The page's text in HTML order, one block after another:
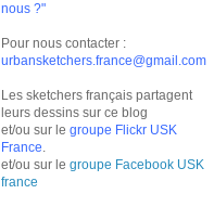
nous ?"
Pour nous contacter :
urbansketchers.france@gmail.com
Les sketchers français partagent
leurs dessins sur ce blog
et/ou sur le groupe Flickr USK
France
et/ou sur le groupe Facebook USK
france